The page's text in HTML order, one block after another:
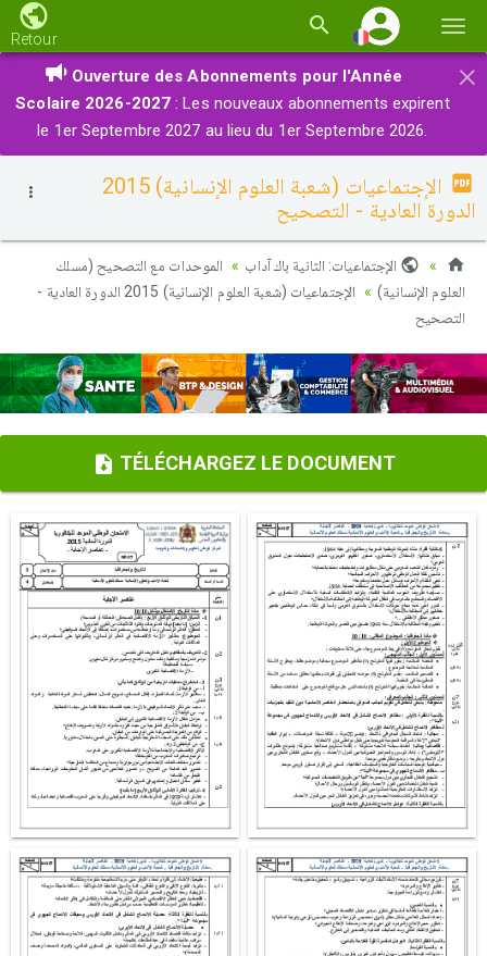
la
Retour
×
Ouverture des Abonnements pour l'Année
Scolaire 2026-2027 : Les nouveaux abonnements expirent
le 1er Septembre 2027 au lieu du 1er Septembre 2026.
الإجتماعيات (شعبة العلوم الإنسانية) 2015
الدورة العادية - التصحيح
الإجتماعيات: الثانية باك آداب
الموحدات مع التصحيح (مسلك
العلوم الإنسانية)
الإجتماعيات (شعبة العلوم الإنسانية) 2015 الدورة العادية -
التصحيح
TÉLÉCHARGEZ LE DOCUMENT